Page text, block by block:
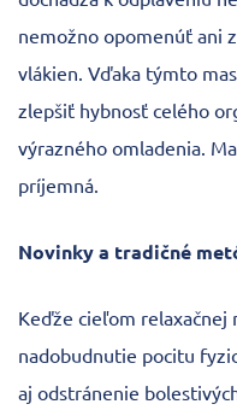
nemožno opomenúť ani
vlákien. Vďaka týmto
zlepšiť hybnosť celého
výrazného omladenia.
príjemná.
Novinky a tradičné
Keďže cieľom relaxačnej
nadobudnutie pocitu
aj odstránenie